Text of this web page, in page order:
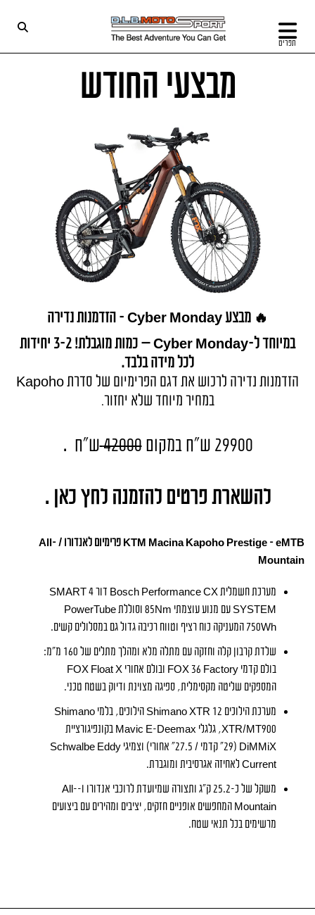
תפריט
מבצעי החודש
🔥 מבצע Cyber Monday – הזדמנות נדירה
במיוחד ל-Cyber Monday — כמות מוגבלת! 2–3 יחידות
לכל מידה בלבד.
הזדמנות נדירה לרכוש את דגם הפרימיום של סדרת Kapoho
במחיר מיוחד שלא יחזור.
29900 ש"ח במקום 42000ש"ח .
להשארת פרטים להזמנה לחץ כאן .
KTM Macina Kapoho Prestige – eMTB פרימיום לאנדורו / All-
Mountain
מערכת חשמלית Bosch Performance CX דור 4 SMART
SYSTEM עם מנוע עוצמתי 85Nm וסוללת PowerTube
750Wh המעניקה כוח רציף וטווח רכיבה גדול גם במסלולים קשים.
שלדת קרבון קלה וחזקה עם מתלה מלא ומהלך מתלים של 160 מ״מ:
בולם קדמי FOX 36 Factory ובולם אחורי FOX Float X
המספקים שליטה מקסימלית, ספיגה מצוינת ודיוק בשטח טכני.
מערכת הילוכים Shimano XTR 12 הילוכים, בלמי Shimano
XTR/MT900, גלגלי Mavic E-Deemax בקונפיגורציית
DiMMiX (29" קדמי / 27.5" אחורי) וצמיגי Schwalbe Eddy
Current לאחיזה אגרסיבית ומוגברת.
משקל של כ-25.2 ק״ג ותצורה שמיועדת לרוכבי אנדורו ו-All-
Mountain המחפשים אופניים חזקים, יציבים ומהירים עם ביצועים
מרשימים בכל תנאי שטח.